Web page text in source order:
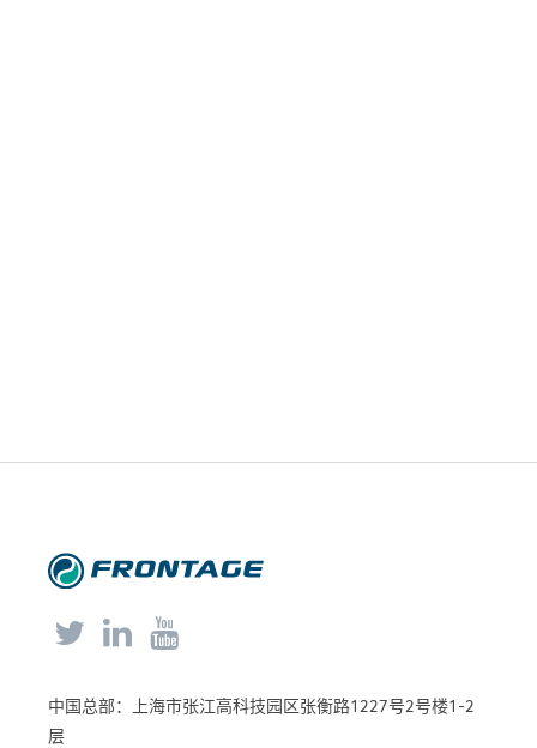
  
中国总部：上海市张江高科技园区张衡路1227号2号楼1-2
层